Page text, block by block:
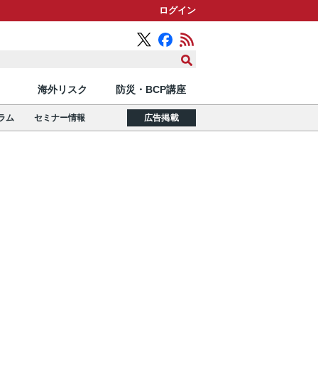
ログイン
海外リスク 防災・BCP講座
ム セミナー情報 広告掲載